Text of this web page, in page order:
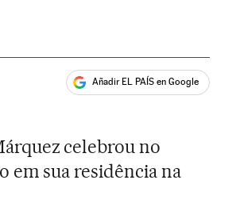
Añadir EL PAÍS en Google
celebrou no
em sua residência na